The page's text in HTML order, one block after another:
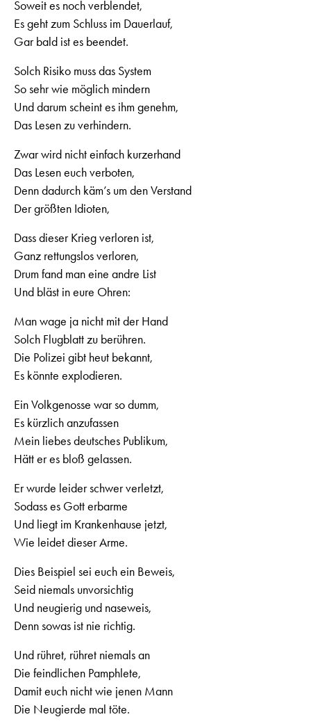
Soweit es noch verblendet,
Es geht zum Schluss im Dauerlauf,
Gar bald ist es beendet.
Solch Risiko muss das System
So sehr wie möglich mindern
Und darum scheint es ihm genehm,
Das Lesen zu verhindern.
Zwar wird nicht einfach kurzerhand
Das Lesen euch verboten,
Denn dadurch käm’s um den Verstand
Der größten Idioten,
Dass dieser Krieg verloren ist,
Ganz rettungslos verloren,
Drum fand man eine andre List
Und bläst in eure Ohren:
Man wage ja nicht mit der Hand
Solch Flugblatt zu berühren.
Die Polizei gibt heut bekannt,
Es könnte explodieren.
Ein Volkgenosse war so dumm,
Es kürzlich anzufassen
Mein liebes deutsches Publikum,
Hätt er es bloß gelassen.
Er wurde leider schwer verletzt,
Sodass es Gott erbarme
Und liegt im Krankenhause jetzt,
Wie leidet dieser Arme.
Dies Beispiel sei euch ein Beweis,
Seid niemals unvorsichtig
Und neugierig und naseweis,
Denn sowas ist nie richtig.
Und rühret, rühret niemals an
Die feindlichen Pamphlete,
Damit euch nicht wie jenen Mann
Die Neugierde mal töte.